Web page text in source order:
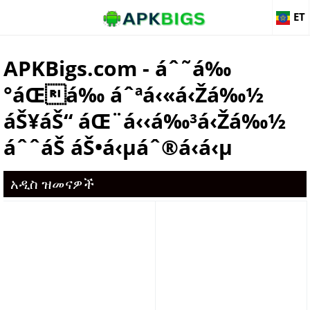
ET
APKBigs.com - áˆ˜á‰
°áŒá‰ áˆªá‹«á‹Žá‰½
áŠ¥áŠ“ áŒ¨á‹‹á‰³á‹Žá‰½
áˆˆáŠ áŠ•á‹µáˆ®á‹­á‹µ
አዲስ ዝመናዎች